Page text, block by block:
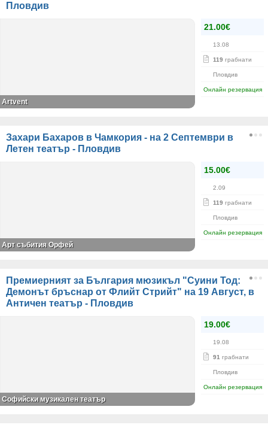
Пловдив
21.00€
13.08
119 грабнати
Пловдив
Онлайн резервация
Artvent
Захари Бахаров в Чамкория - на 2 Септември в
Летен театър - Пловдив
15.00€
2.09
119 грабнати
Пловдив
Онлайн резервация
Арт събития Орфей
Премиерният за България мюзикъл "Суини Тод:
Демонът бръснар от Флийт Стрийт" на 19 Август, в
Античен театър - Пловдив
19.00€
19.08
91 грабнати
Пловдив
Онлайн резервация
Софийски музикален театър